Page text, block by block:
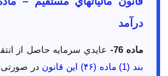
درآمد
ماده 76- عايدي سرمايه حاصل از
بند (1) ماده (۴۶) این قانون
در